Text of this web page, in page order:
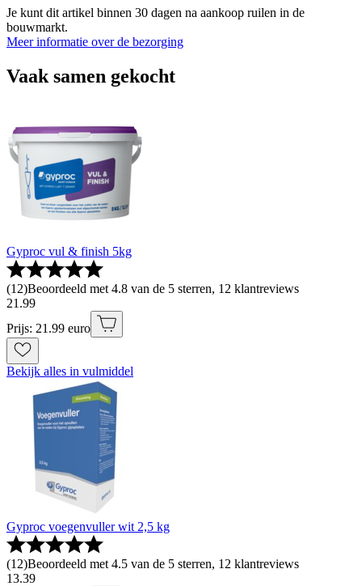
Je kunt dit artikel binnen 30 dagen na aankoop ruilen in de
bouwmarkt.
Meer informatie over de bezorging
Vaak samen gekocht
Gyproc vul & finish 5kg
(12)Beoordeeld met 4.8 van de 5 sterren, 12 klantreviews
21 .99
Prijs: 21.99 euro
Bekijk alles in vulmiddel
Gyproc voegenvuller wit 2,5 kg
(12)Beoordeeld met 4.5 van de 5 sterren, 12 klantreviews
13.39